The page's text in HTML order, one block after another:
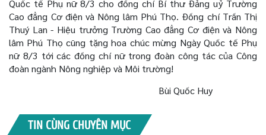
Quốc tế Phụ nữ 8/3 cho đồng chí Bí thư Đảng uỷ Trường
Cao đẳng Cơ điện và Nông lâm Phú Thọ. Đồng chí Trần Thị
Thuý Lan - Hiệu trưởng Trường Cao đẳng Cơ điện và Nông
lâm Phú Thọ cũng tặng hoa chúc mừng Ngày Quốc tế Phụ
nữ 8/3 tới các đồng chí nữ trong đoàn công tác của Công
đoàn ngành Nông nghiệp và Môi trường!
Bùi Quốc Huy
TIN CÙNG CHUYÊN MỤC